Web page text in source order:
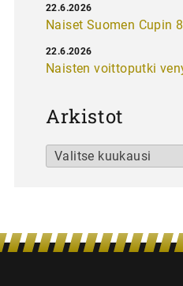
Naiset Suomen Cupin
22.6.2026
Naisten voittoputki
22.6.2026
Arkistot
Arkistot